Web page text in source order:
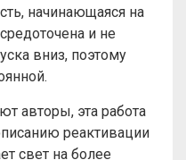
начинающаяся на
и не
вниз, поэтому
авторы, эта работа
реактивации
свет на более